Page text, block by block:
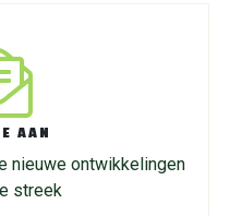
AAN
nieuwe ontwikkelingen
streek